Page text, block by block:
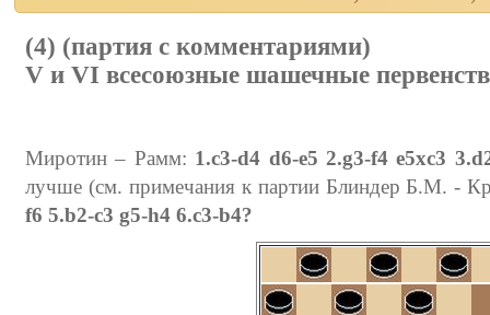
(4) (партия с комментариями)
V и VI всесоюзные шашечные
Миротин – Рамм: 1.c3-d4 d6-e5 2.g3-f4 e5xc3
лучше (см. примечания к партии Блиндер Б.М. -
f6 5.b2-c3 g5-h4 6.c3-b4?